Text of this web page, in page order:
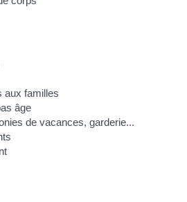
aux familles
âge
de vacances, garderie...